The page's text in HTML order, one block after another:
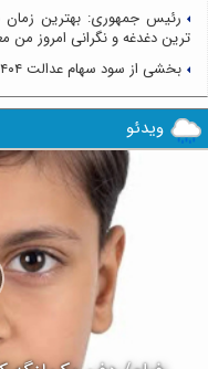
رئیس جمهوری: بهترین زمان
ترین دغدغه و نگرانی امروز
بخشی از سود سهام عدالت ۱۴۰۴ تا هفته دولت واریز می‌شود
ویدئو